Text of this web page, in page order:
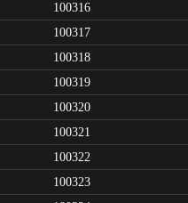
100316
100317
100318
100319
100320
100321
100322
100323